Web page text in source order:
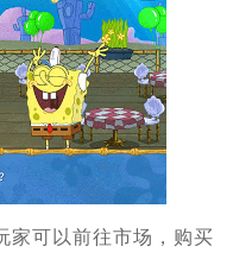
家可以前往市场，购买